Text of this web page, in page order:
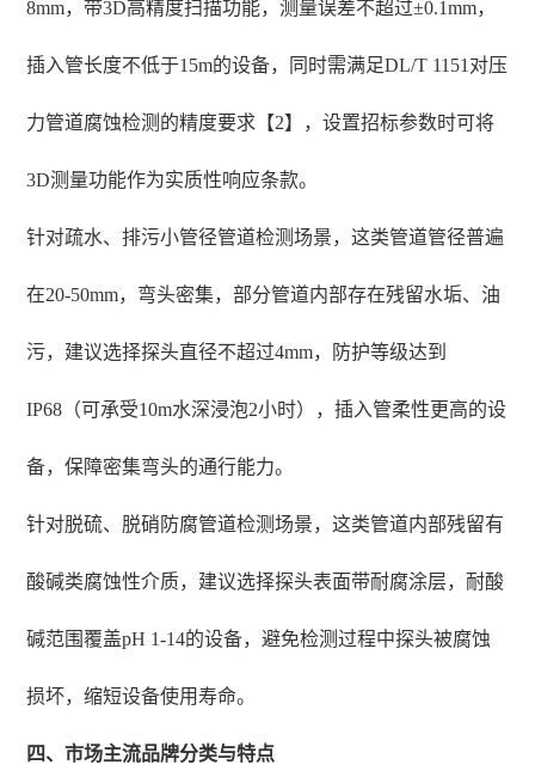
8mm，带3D高精度扫描功能，测量误差不超过±0.1mm，
插入管长度不低于15m的设备，同时需满足DL/T 1151对压
力管道腐蚀检测的精度要求【2】，设置招标参数时可将
3D测量功能作为实质性响应条款。
针对疏水、排污小管径管道检测场景，这类管道管径普遍
在20-50mm，弯头密集，部分管道内部存在残留水垢、油
污，建议选择探头直径不超过4mm，防护等级达到
IP68（可承受10m水深浸泡2小时），插入管柔性更高的设
备，保障密集弯头的通行能力。
针对脱硫、脱硝防腐管道检测场景，这类管道内部残留有
酸碱类腐蚀性介质，建议选择探头表面带耐腐涂层，耐酸
碱范围覆盖pH 1-14的设备，避免检测过程中探头被腐蚀
损坏，缩短设备使用寿命。
四、市场主流品牌分类与特点